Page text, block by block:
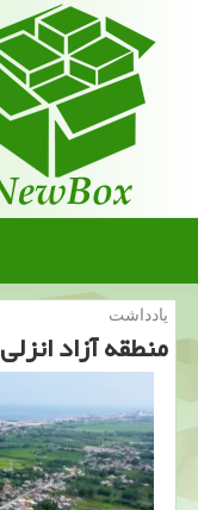
یادداشت
منطقه آزاد